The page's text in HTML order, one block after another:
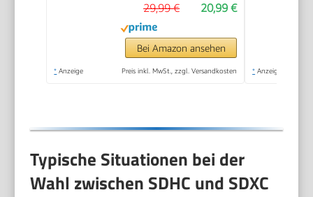
QuickFlow-
Technologie,
wasserdicht, stoßfest,
temperaturbeständig)
20,99 €
29,99 €
Bei Amazon ansehen
* Anzeige Preis inkl. MwSt., zzgl. Versandkosten * Anzeige
Typische Situationen bei der
Wahl zwischen SDHC und SDXC